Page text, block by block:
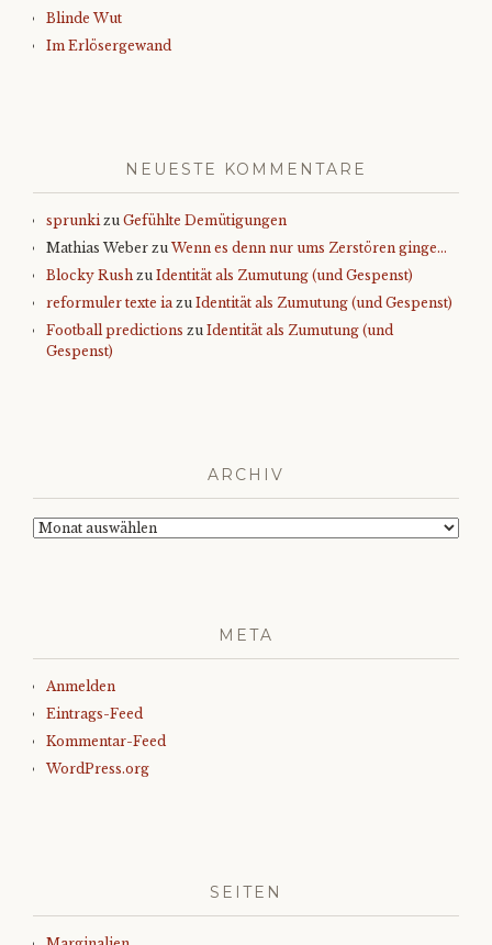
Blinde Wut
Im Erlösergewand
NEUESTE KOMMENTARE
sprunkizu Gefühlte Demütigungen
Mathias Weber zu Wenn es denn nur ums Zerstören ginge…
Blocky Rush zu Identität als Zumutung (und Gespenst)
reformuler texte iazu Identität als Zumutung (und Gespenst)
Football predictions zu Identität als Zumutung (und
Gespenst)
ARCHIV
Archiv
META
Anmelden
Eintrags-Feed
Kommentar-Feed
WordPress.org
SEITEN